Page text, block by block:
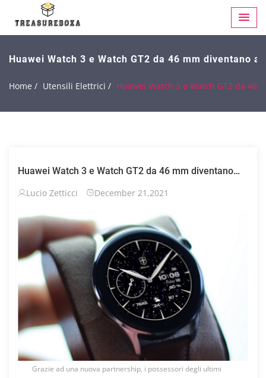
Huawei Watch 3 e Watch GT2 da 46 mm diventano
Home / Utensili Elettrici / Huawei Watch 3 e Watch GT2 da
Huawei Watch 3 e Watch GT2 da 46 mm diventano
Lucio Zetticci
December 21,2021
Grazie ad una nuova partnership, i possessori degli ultimi